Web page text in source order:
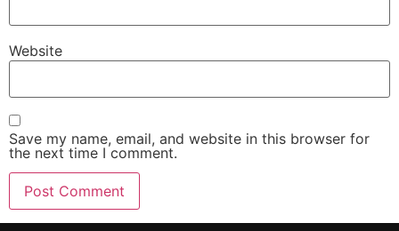
Website
Save my name, email, and website in this browser for
the next time I comment.